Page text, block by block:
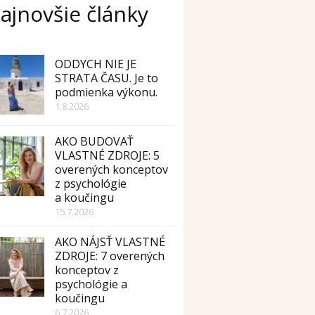
články
ODDYCH NIE JE
STRATA ČASU. Je to
podmienka výkonu.
1.8.2026
AKO BUDOVAŤ
VLASTNÉ ZDROJE: 5
overených konceptov
z psychológie
a koučingu
15.7.2026
AKO NÁJSŤ VLASTNÉ
ZDROJE: 7 overených
konceptov z
psychológie a
koučingu
6.7.2026